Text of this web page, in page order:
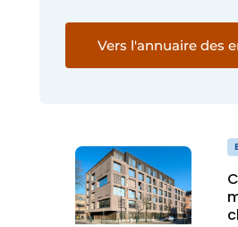
Vers l'annuaire des